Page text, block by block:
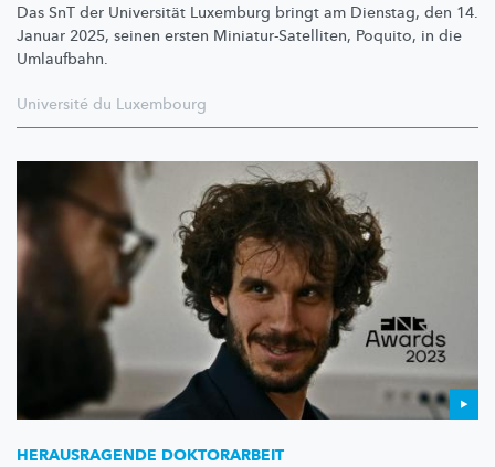
Das SnT der Universität Luxemburg bringt am Dienstag, den 14.
Januar 2025, seinen ersten Miniatur-Satelliten, Poquito, in die
Umlaufbahn.
Université du Luxembourg
HERAUSRAGENDE DOKTORARBEIT